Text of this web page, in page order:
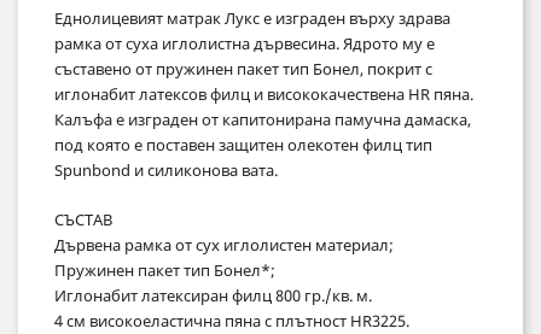
Еднолицевият матрак Лукс е изграден върху здрава
рамка от суха иглолистна дървесина. Ядрото му е
съставено от пружинен пакет тип Бонел, покрит с
иглонабит латексов филц и висококачествена HR пяна.
Калъфа е изграден от капитонирана памучна дамаска,
под която е поставен защитен олекотен филц тип
Spunbond и силиконова вата.
СЪСТАВ
Дървена рамка от сух иглолистен материал;
Пружинен пакет тип Бонел*;
Иглонабит латексиран филц 800 гр./кв. м.
4 см високоеластична пяна с плътност HR3225.